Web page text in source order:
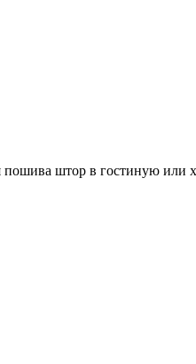
пошива штор в гостиную или